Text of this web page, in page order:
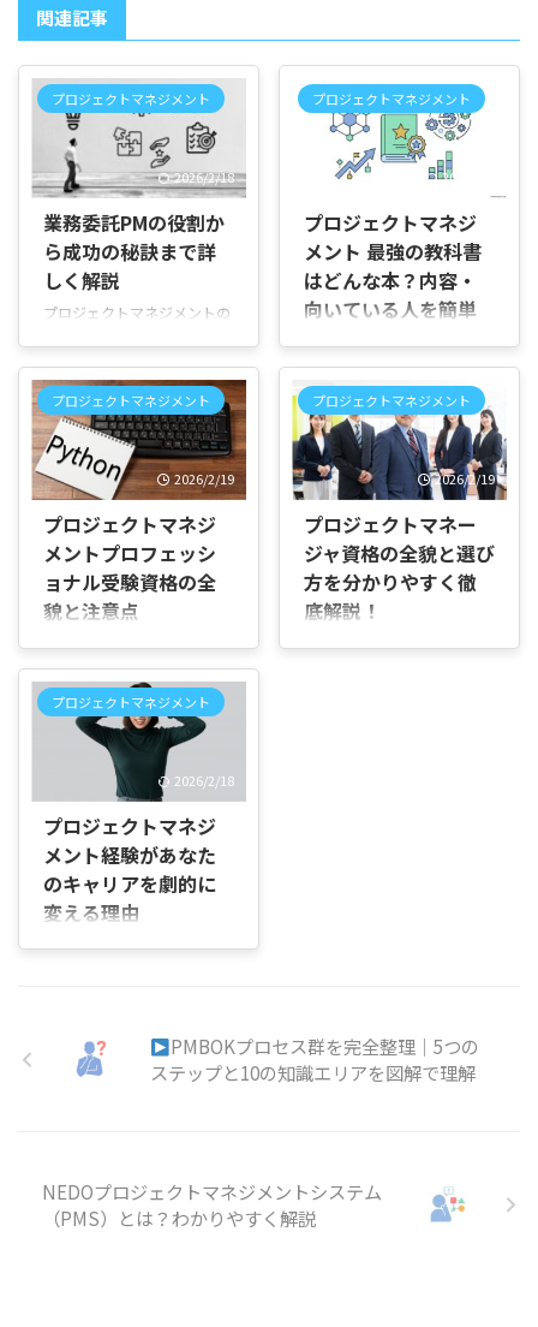
関連記事
プロジェクトマネジメント
2026/2/18
業務委託PMの役割か
ら成功の秘訣まで詳
しく解説
プロジェクトマネジメントの
例まで徹底解説 現代のビジネ
ス現場では、スムーズにプロ
ジェクトを進めるために「プ
ロジェクトマネジメント
（PM）」の役割がますます
重要視されています。特に、
プロジェクトごとに社外の専
門家へ業務を委託する「業務
委託PM」という働き方が注
目されています。業務委託
PMとは、企業がプロジェク
トごとの目的や課題に合わ
せ、外部のプロジェクトマネ
ージャー（PM）へ役割を依
頼する契約形態です。これに
より、正社員を雇用せず、必
要な期間だけ経験豊富な ...
プロジェクトマネジメント
2026/5/1
プロジェクトマネジ
メント 最強の教科書
はどんな本？内容・
向いている人を簡単
はじめに 「プロジェクトマネ
ジメントの“最強の教科書”っ
てよく聞くけど、実際どんな
内容なの？」と感じたことは
ありませんか。 「初心者でも
読めるのか分からない」「1
冊でどこまで学べるのか気に
なる」「買ってから後悔した
くない」 このように、「自分
に合っている本なのか」が判
断できず、迷ってしまう方も
プロジェクトマネジメント
2026/2/19
プロジェクトマネジ
メントプロフェッシ
ョナル受験資格の全
貌と注意点
記事は、PMP（プロジェクト
マネジメントプロフェッショ
ナル）資格試験の受験資格に
関する全体像を分かりやすく
伝えることを目的とします。
学歴別の実務経験要件、公式
意点、申請の流れ、そして資
格取得のメリットまでを順を
追って説明します。初心者で
も理解できるように具体例を
読者 これからPMPを目指す
記事でわかること PMP資格
の受験資格と申請要件の全体
プロジェクトマネジメント
2026/2/19
プロジェクトマネー
ジャ資格の全貌と選び
方を分かりやすく徹
底解説！
「IPA プロジェクトマネージ
ャ試験（PM）」 ...
プロジェクトマネジメント
2026/2/18
プロジェクトマネジ
メント経験があなた
のキャリアを劇的に
変える理由
プロジェクトマネジメント経
は、さまざまな業界・職種で
注目されているスキルのひと
つです。「プロジェクトマネ
の仕事や私生活の中でも活か
せるものです。このブログで
は、プロジェクトマネジメン
PMBOKプロセス群を完全整理｜5つの
ステップと10の知識エリアを図解で理解
NEDOプロジェクトマネジメントシステム
（PMS）とは？わかりやすく解説